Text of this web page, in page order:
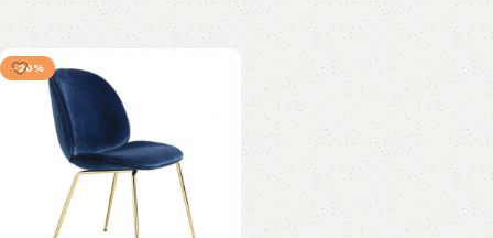
-20%